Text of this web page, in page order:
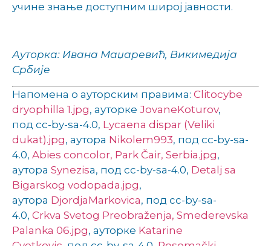
учине знање доступним широј јавности.
Ауторка: Ивана Маџаревић, Викимедија
Србије
Напомена о ауторским правима: Clitocybe
dryophilla 1.jpg, ауторке JovanеKoturov,
под cc-by-sa-4.0, Lycaena dispar (Veliki
dukat).jpg, аутора Nikolеm993, под cc-by-sa-
4.0, Abies concolor, Park Čair, Serbia.jpg,
аутора Synezisа, под cc-by-sa-4.0, Detalj sa
Bigarskog vodopada.jpg,
аутора DjordjaMarkovica, под cc-by-sa-
4.0, Crkva Svetog Preobraženja, Smederevska
Palanka 06.jpg, ауторке Katarine